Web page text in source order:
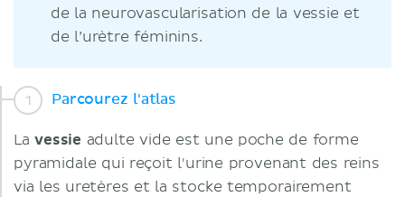
de la neurovascularisation de la vessie et
de l’urètre féminins.
Parcourez l'atlas
Lavessie adulte vide est une poche de forme
pyramidale qui reçoit l'urine provenant des reins
via les uretères et la stocke temporairement